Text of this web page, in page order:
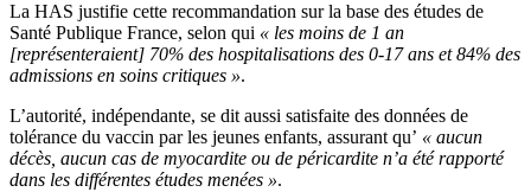
La HAS justifie cette recommandation sur la base des études de
Santé Publique France, selon qui « les moins de 1 an
[représenteraient] 70% des hospitalisations des 0-17 ans et 84% des
admissions en soins critiques ».
L’autorité, indépendante, se dit aussi satisfaite des données de
tolérance du vaccin par les jeunes enfants, assurant qu’ « aucun
décès, aucun cas de myocardite ou de péricardite n’a été rapporté
dans les différentes études menées ».